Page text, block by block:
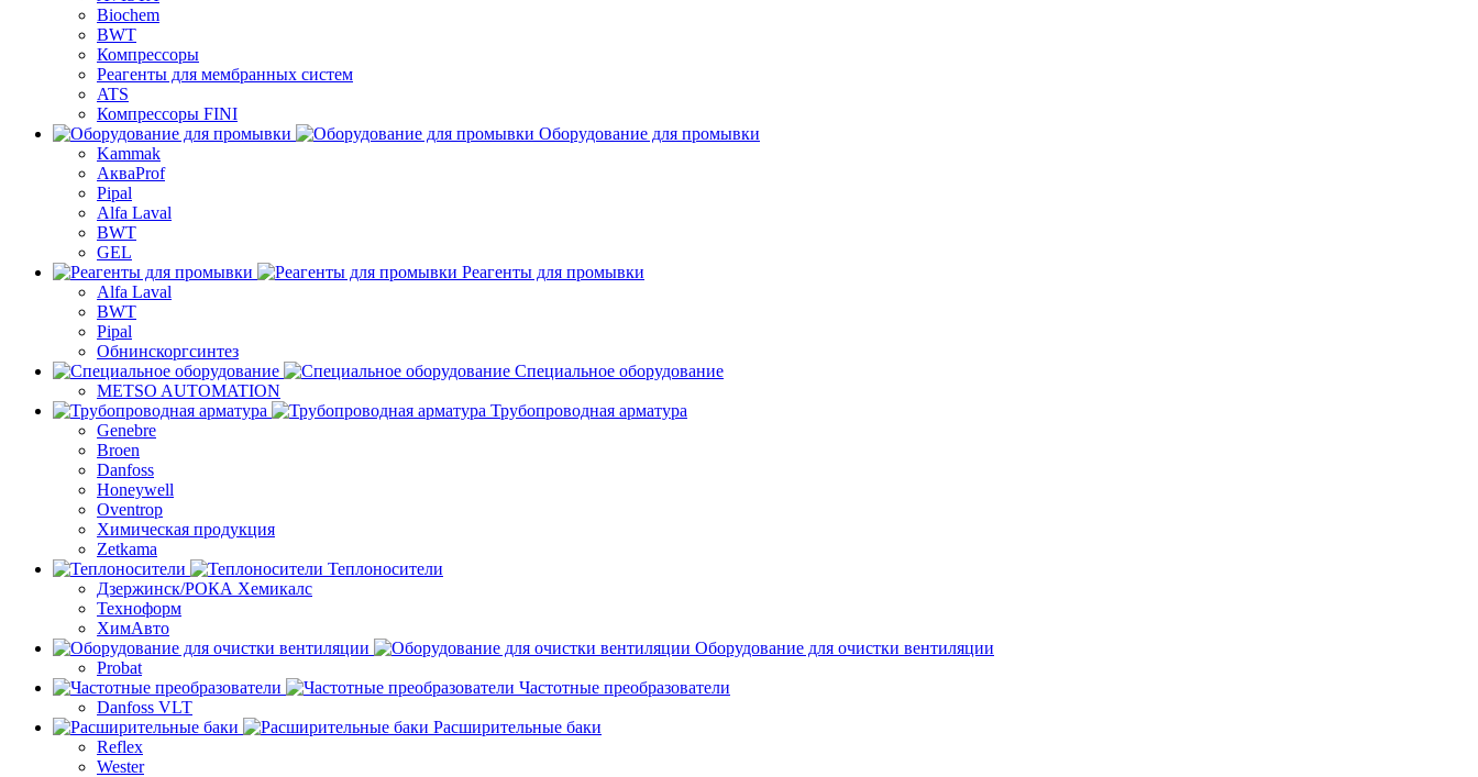
Biochem
BWT
Компрессоры
Реагенты для мембранных систем
ATS
Компрессоры FINI
Оборудование для промывки
Kammak
АкваProf
Pipal
Alfa Laval
BWT
GEL
Реагенты для промывки
Alfa Laval
BWT
Pipal
Обнинскоргсинтез
Специальное оборудование
METSO AUTOMATION
Трубопроводная арматура
Genebre
Broen
Danfoss
Honeywell
Oventrop
Химическая продукция
Zetkama
Теплоносители
Дзержинск/РОКА Хемикалс
Техноформ
ХимАвто
Оборудование для очистки вентиляции
Probat
Частотные преобразователи
Danfoss VLT
Расширительные баки
Reflex
Wester